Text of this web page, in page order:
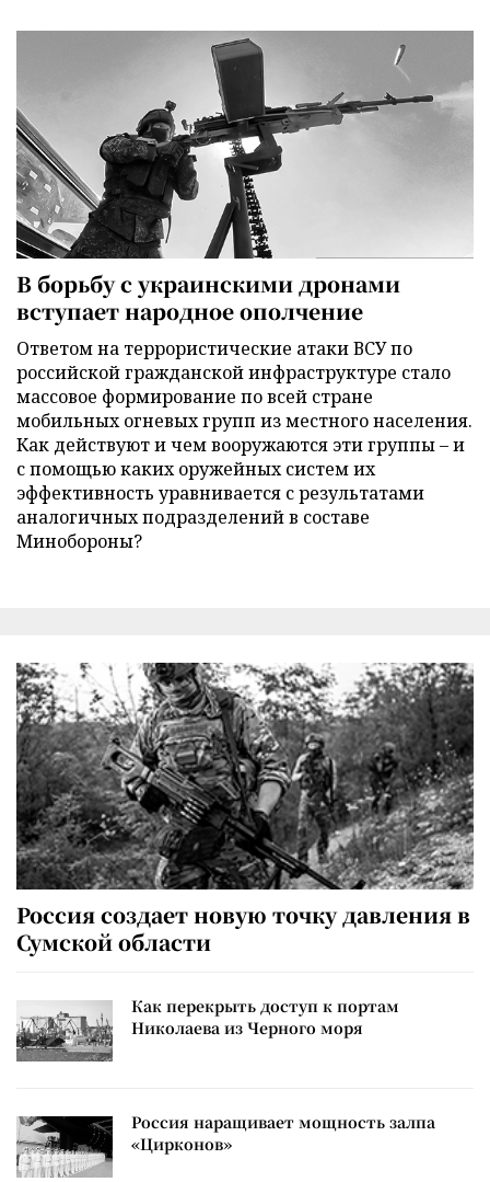
В борьбу с украинскими дронами
вступает народное ополчение
Ответом на террористические атаки ВСУ по
российской гражданской инфраструктуре стало
массовое формирование по всей стране
мобильных огневых групп из местного населения.
Как действуют и чем вооружаются эти группы – и
с помощью каких оружейных систем их
эффективность уравнивается с результатами
аналогичных подразделений в составе
Минобороны?
Россия создает новую точку давления в
Сумской области
Как перекрыть доступ к портам
Николаева из Черного моря
Россия наращивает мощность залпа
«Цирконов»